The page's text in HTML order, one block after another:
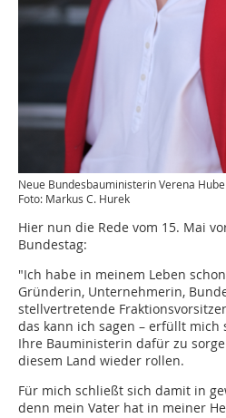
Neue Bundesbauministerin Verena
Foto: Markus C. Hurek
Hier nun die Rede vom 15. Mai
Bundestag:
"Ich habe in meinem Leben
Gründerin, Unternehmerin,
stellvertretende
das kann ich sagen – erfüllt mich
Ihre Bauministerin dafür zu
diesem Land wieder rollen.
Für mich schließt sich damit in
denn mein Vater hat in meiner